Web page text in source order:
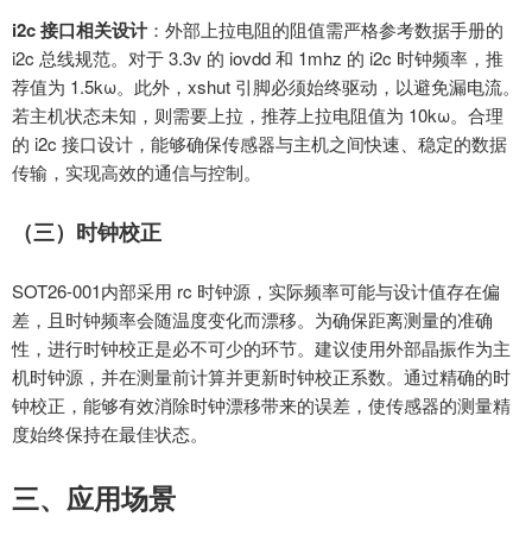
i2c接口相关设计：外部上拉电阻的阻值需严格参考数据手册的
i2c 总线规范。对于3.3v 的 iovdd和 1mhz 的 i2c 时钟频率，推
荐值为 1.5kω。此外， xshut 引脚必须始终驱动，以避免漏电流。
若主机状态未知，则需要上拉，推荐上拉电阻值为 10kω。合理
的 i2c 接口设计，能够确保传感器与主机之间快速、稳定的数据
传输，实现高效的通信与控制。
（三）时钟校正
SOT26-001内部采用 rc 时钟源，实际频率可能与设计值存在偏
差，且时钟频率会随温度变化而漂移。为确保距离测量的准确
性，进行时钟校正是必不可少的环节。建议使用外部晶振作为主
机时钟源，并在测量前计算并更新时钟校正系数。通过精确的时
钟校正，能够有效消除时钟漂移带来的误差，使传感器的测量精
度始终保持在最佳状态。
三、应用场景